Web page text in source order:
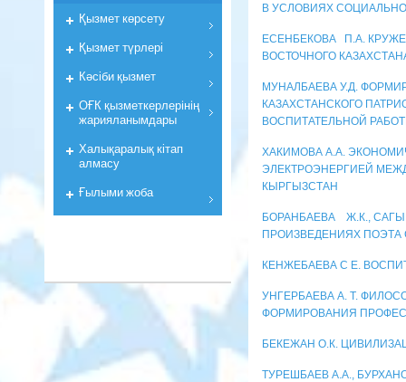
В УСЛОВИЯХ
ЕСЕНБЕКОВА П.А.
ВОСТОЧНОГО
МУНАЛБАЕВА У.Д.
КАЗАХСТАНСКОГО
ВОСПИТАТЕЛЬНОЙ
ХАКИМОВА А.А.
ЭЛЕКТРОЭНЕРГИЕЙ
КЫРГЫЗСТАН
БОРАНБАЕВА Ж.К.,
ПРОИЗВЕДЕНИЯХ
КЕНЖЕБАЕВА С Е.
УНГЕРБАЕВА А. Т.
ФОРМИРОВАНИЯ
БЕКЕЖАН О.К.
ТУРЕШБАЕВ А.А.,
Қызмет көрсету
Қызмет түрлері
Кәсіби қызмет
ОҒК қызметкерлерiнiң
жарияланымдары
Халықаралық кітап
алмасу
Ғылыми жоба